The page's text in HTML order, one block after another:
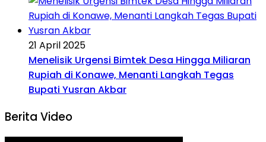
21 April 2025
Menelisik Urgensi Bimtek Desa Hingga Miliaran
Rupiah di Konawe, Menanti Langkah Tegas
Bupati Yusran Akbar
Berita Video